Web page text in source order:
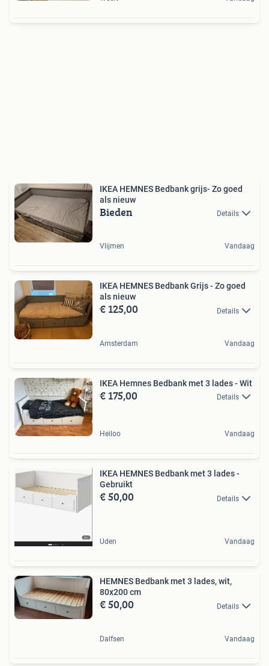
IKEA HEMNES Bedbank grijs- Zo goed
als nieuw
Bieden Details
Vlijmen Vandaag
IKEA HEMNES Bedbank Grijs - Zo goed
als nieuw
€ 125,00 Details
Amsterdam Vandaag
IKEA Hemnes Bedbank met 3 lades - Wit
€ 175,00 Details
Heiloo Vandaag
IKEA HEMNES Bedbank met 3 lades -
Gebruikt
€ 50,00 Details
Uden Vandaag
HEMNES Bedbank met 3 lades, wit,
80x200 cm
€ 50,00 Details
Dalfsen Vandaag